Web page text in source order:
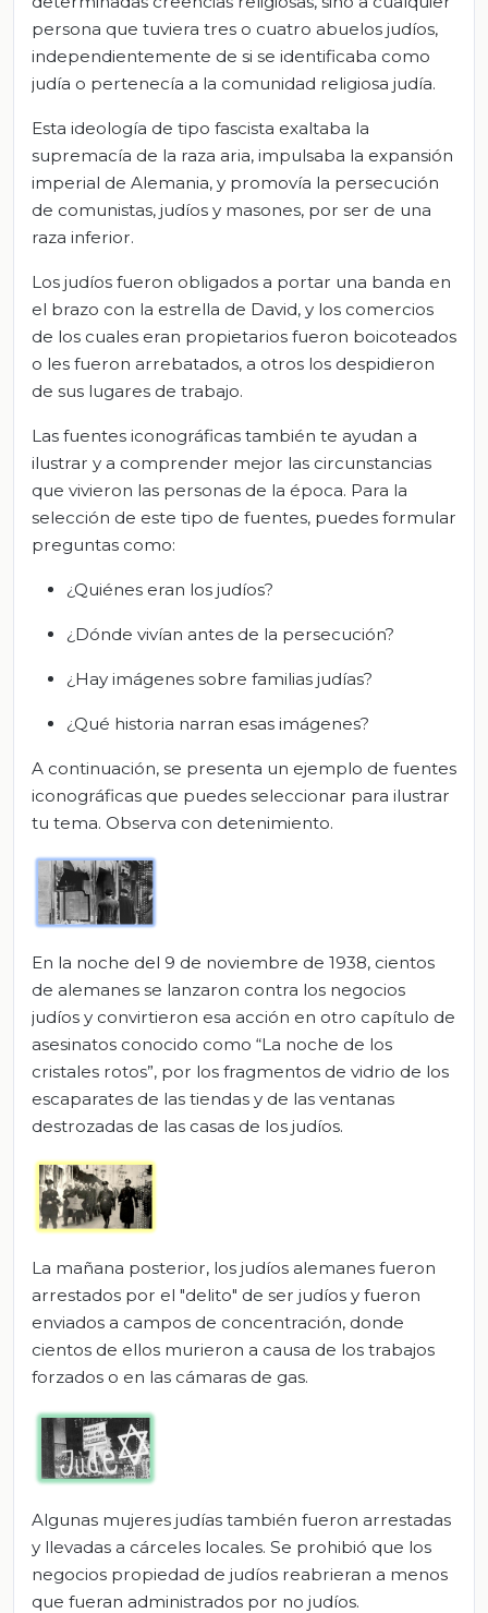
persona que tuviera tres o cuatro abuelos judíos,
independientemente de si se identificaba como
judía o pertenecía a la comunidad religiosa judía.
Esta ideología de tipo fascista exaltaba la
supremacía de la raza aria, impulsaba la expansión
imperial de Alemania, y promovía la persecución
de comunistas, judíos y masones, por ser de una
raza inferior.
Los judíos fueron obligados a portar una banda en
el brazo con la estrella de David, y los comercios
de los cuales eran propietarios fueron boicoteados
o les fueron arrebatados, a otros los despidieron
de sus lugares de trabajo.
Las fuentes iconográficas también te ayudan a
ilustrar y a comprender mejor las circunstancias
que vivieron las personas de la época. Para la
selección de este tipo de fuentes, puedes formular
preguntas como:
¿Quiénes eran los judíos?
¿Dónde vivían antes de la persecución?
¿Hay imágenes sobre familias judías?
¿Qué historia narran esas imágenes?
A continuación, se presenta un ejemplo de fuentes
iconográficas que puedes seleccionar para ilustrar
tu tema. Observa con detenimiento.
En la noche del 9 de noviembre de 1938, cientos
de alemanes se lanzaron contra los negocios
judíos y convirtieron esa acción en otro capítulo de
asesinatos conocido como “La noche de los
cristales rotos”, por los fragmentos de vidrio de los
escaparates de las tiendas y de las ventanas
destrozadas de las casas de los judíos.
La mañana posterior, los judíos alemanes fueron
arrestados por el "delito" de ser judíos y fueron
enviados a campos de concentración, donde
cientos de ellos murieron a causa de los trabajos
forzados o en las cámaras de gas.
Algunas mujeres judías también fueron arrestadas
y llevadas a cárceles locales. Se prohibió que los
negocios propiedad de judíos reabrieran a menos
que fueran administrados por no judíos.